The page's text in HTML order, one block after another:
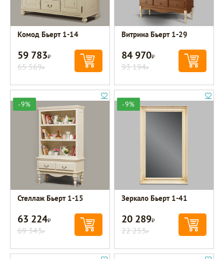
Комод Бьерт 1-14
59 783Р
65 569Р
Витрина Бьерт 1-29
84 970Р
93 194Р
-9%
Стеллаж Бьерт 1-15
63 224Р
69 343Р
-9%
Зеркало Бьерт 1-41
20 289Р
22 253Р